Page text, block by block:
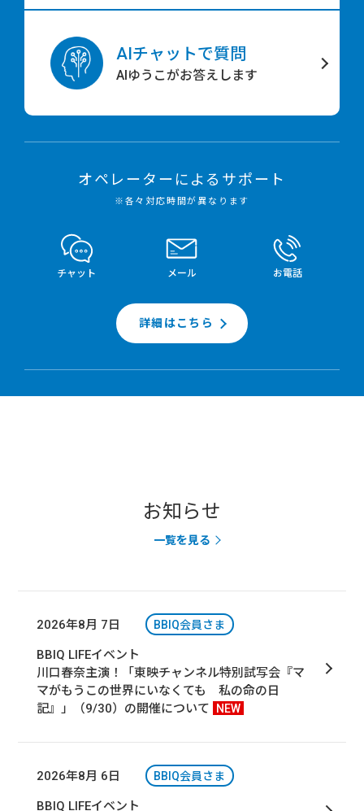
AIチャットで質問
AIゆうこがお答えします
オペレーターによるサポート
※各々対応時間が異なります
チャット メール お電話
詳細はこちら